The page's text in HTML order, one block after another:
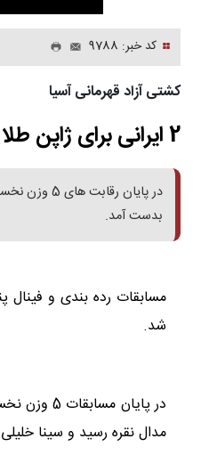
کد خبر: 9788
کشتی آزاد قهرمانی آسیا
2 ایرانی برای ژاپن طلا گرفتند!
در پایان
بدست آمد.
مسابقات رده بندی و فینال
شد.
مدال نقره رسید و سینا خلیلی در وزن 70 کیلوگرم